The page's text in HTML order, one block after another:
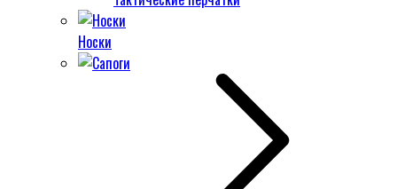
Носки